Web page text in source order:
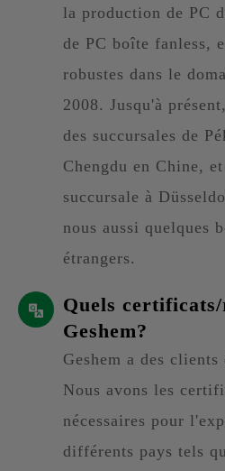
la production de PC
de PC boîte fanless,
robustes dans le
2008. Jusqu'à
des succursales de
Chengdu en Chine,
succursale à
nous aussi quelques
étrangers.
Quels
Geshem?
Geshem a des
Nous avons les
nécessaires pour
différents pays tels